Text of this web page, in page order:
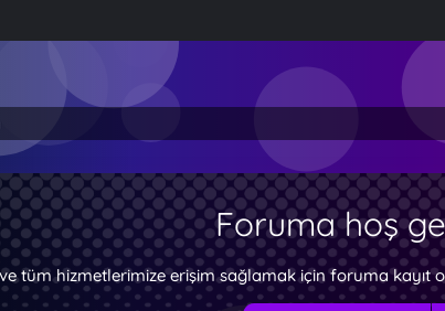
Foruma hoş
tüm hizmetlerimize erişim sağlamak için foruma kayıt